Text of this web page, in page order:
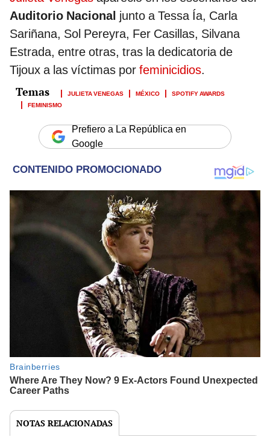
Auditorio Nacional junto a Tessa Ía, Carla
Sariñana, Sol Pereyra, Fer Casillas, Silvana
Estrada, entre otras, tras la dedicatoria de
Tijoux a las víctimas por feminicidios.
JULIETA VENEGAS MÉXICO
SPOTIFY AWARDS
FEMINISMO
Prefiero a La República en
Google
NOTAS RELACIONADAS